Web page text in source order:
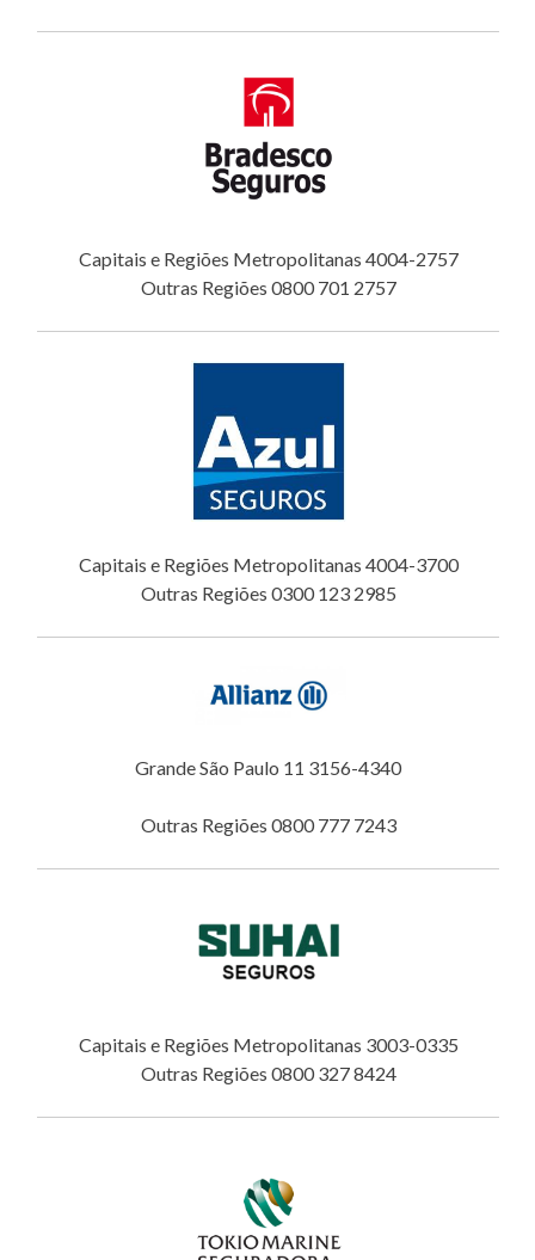
Capitais e Regiões Metropolitanas 4004-2757
Outras Regiões 0800 701 2757
Capitais e Regiões Metropolitanas 4004-3700
Outras Regiões 0300 123 2985
Grande São Paulo 11 3156-4340
Outras Regiões 0800 777 7243
Capitais e Regiões Metropolitanas 3003-0335
Outras Regiões 0800 327 8424